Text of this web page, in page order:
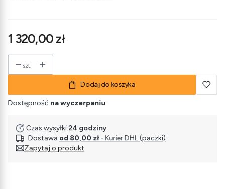
Cena
1 320,00 zł
szt.
Dodaj do koszyka
Dostępność:na wyczerpaniu
Czas wysyłki:24 godziny
Dostawa od 80,00 zł - Kurier DHL (paczki)
Zapytaj o produkt